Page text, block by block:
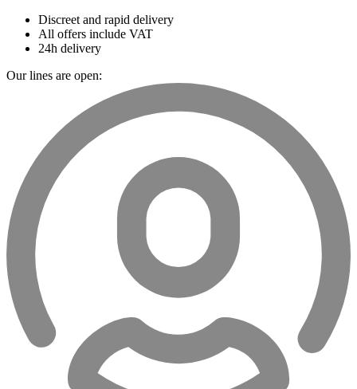
Discreet and rapid delivery
All offers include VAT
24h delivery
Our lines are open: